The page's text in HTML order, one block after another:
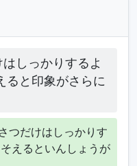
しっかりするよ
ると印象がさらに
つだけはしっかりす
えるといんしょうが